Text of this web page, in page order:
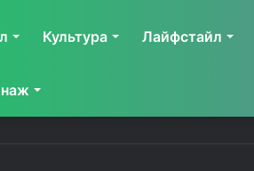
Культура Лайфстайл